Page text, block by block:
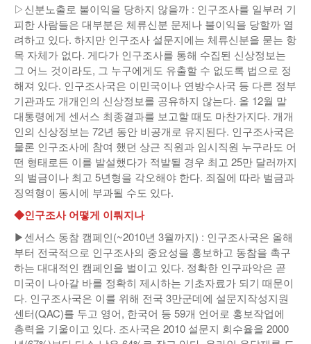
▷신분노출로 불이익을 당하지 않을까 : 인구조사를 일부러 기
피한 사람들은 대부분은 체류신분 문제나 불이익을 당할까 열
려하고 있다. 하지만 인구조사 설문지에는 체류신분을 묻는 항
목 자체가 없다. 게다가 인구조사를 통해 수집된 신상정보는
그 어느 것이라도, 그 누구에게도 유출할 수 없도록 법으로 정
해져 있다. 인구조사국은 이민국이나 연방수사국 등 다른 정부
기관과도 개개인의 신상정보를 공유하지 않는다. 올 12월 말
대통령에게 센서스 최종결과를 보고할 때도 마찬가지다. 개개
인의 신상정보는 72년 동안 비공개로 유지된다. 인구조사국은
물론 인구조사에 참여 했던 상근 직원과 임시직원 누구라도 어
떤 형태로든 이를 발설했다가 적발될 경우 최고 25만 달러까지
의 벌금이나 최고 5년형을 각오해야 한다. 죄질에 따라 벌금과
징역형이 동시에 부과될 수도 있다.
◆인구조사 어떻게 이뤄지나
▶센서스 동참 캠페인(~2010년 3월까지) : 인구조사국은 올해
부터 전국적으로 인구조사의 중요성을 홍보하고 동참을 촉구
하는 대대적인 캠페인을 벌이고 있다. 정확한 인구파악은 곧
미국이 나아갈 바를 정확히 제시하는 기초자료가 되기 때문이
다. 인구조사국은 이를 위해 전국 3만군데에 설문지작성지원
센터(QAC)를 두고 영어, 한국어 등 59개 언어로 홍보작업에
총력을 기울이고 있다. 조사국은 2010 설문지 회수율을 2000